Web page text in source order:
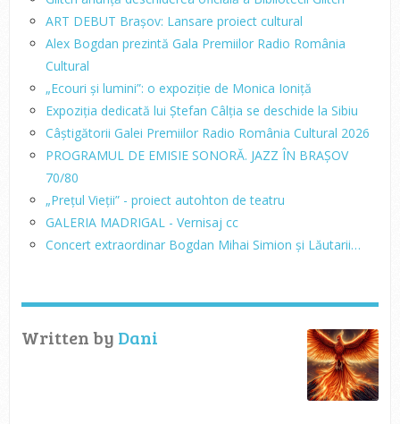
ART DEBUT Brașov: Lansare proiect cultural
Alex Bogdan prezintă Gala Premiilor Radio România
Cultural
„Ecouri și lumini”: o expoziție de Monica Ioniță
Expoziția dedicată lui Ștefan Câlția se deschide la Sibiu
Câștigătorii Galei Premiilor Radio România Cultural 2026
PROGRAMUL DE EMISIE SONORĂ. JAZZ ÎN BRAȘOV
70/80
„Prețul Vieții” - proiect autohton de teatru
GALERIA MADRIGAL - Vernisaj cc
Concert extraordinar Bogdan Mihai Simion și Lăutarii…
Written by Dani